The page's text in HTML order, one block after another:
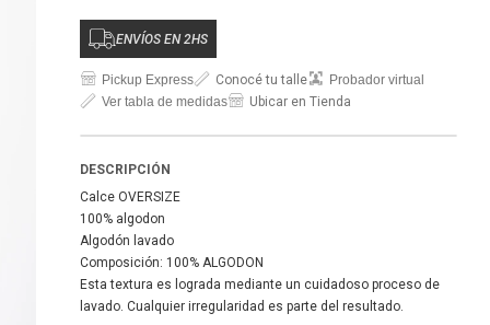
ENVÍOS EN 2HS
Pickup Express Conocé tu talle
Probador virtual
Ver tabla de medidas
Ubicar en Tienda
DESCRIPCIÓN
Calce OVERSIZE
100% algodon
Algodón lavado
Composición: 100% ALGODON
Esta textura es lograda mediante un cuidadoso proceso de
lavado. Cualquier irregularidad es parte del resultado.